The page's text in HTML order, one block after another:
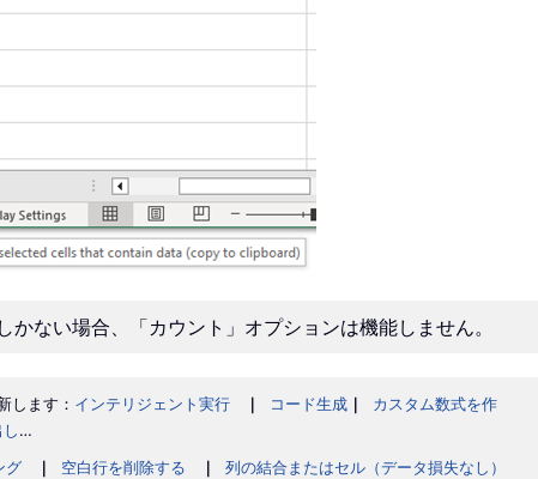
かない場合、「カウント」オプションは機能しません。
します： インテリジェント実行 ｜ コード生成 ｜
カスタム数式を作
…
グ ｜ 空白行を削除する ｜
列の結合またはセル（データ損失なし）